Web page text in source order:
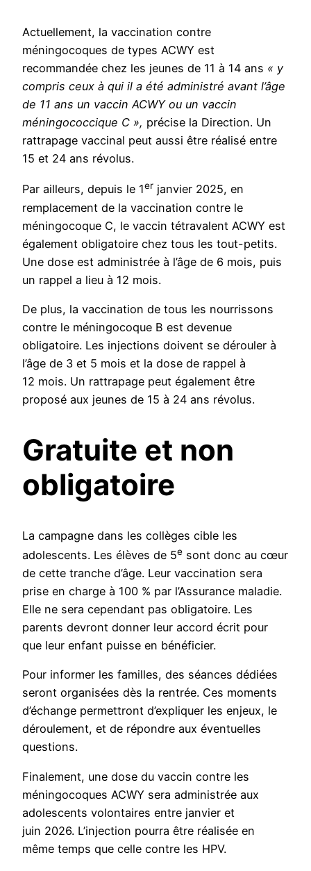
Actuellement, la vaccination contre
méningocoques de types ACWY est
recommandée chez les jeunes de 11 à 14 ans « y
compris ceux à qui il a été administré avant l’âge
de 11 ans un vaccin ACWY ou un vaccin
méningococcique C », précise la Direction. Un
rattrapage vaccinal peut aussi être réalisé entre
15 et 24 ans révolus.
Par ailleurs, depuis le 1er janvier 2025, en
remplacement de la vaccination contre le
méningocoque C, le vaccin tétravalent ACWY est
également obligatoire chez tous les tout-petits.
Une dose est administrée à l’âge de 6 mois, puis
un rappel a lieu à 12 mois.
De plus, la vaccination de tous les nourrissons
contre le méningocoque B est devenue
obligatoire. Les injections doivent se dérouler à
l’âge de 3 et 5 mois et la dose de rappel à
12 mois. Un rattrapage peut également être
proposé aux jeunes de 15 à 24 ans révolus.
Gratuite et non
obligatoire
La campagne dans les collèges cible les
adolescents. Les élèves de 5e sont donc au cœur
de cette tranche d’âge. Leur vaccination sera
prise en charge à 100 % par l’Assurance maladie.
Elle ne sera cependant pas obligatoire. Les
parents devront donner leur accord écrit pour
que leur enfant puisse en bénéficier.
Pour informer les familles, des séances dédiées
seront organisées dès la rentrée. Ces moments
d’échange permettront d’expliquer les enjeux, le
déroulement, et de répondre aux éventuelles
questions.
Finalement, une dose du vaccin contre les
méningocoques ACWY sera administrée aux
adolescents volontaires entre janvier et
juin 2026. L’injection pourra être réalisée en
même temps que celle contre les HPV.